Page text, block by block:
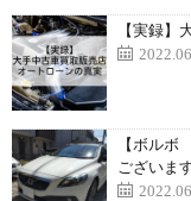
【実録
【ボル
ございま